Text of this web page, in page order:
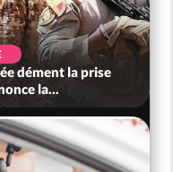
dément la prise
la...